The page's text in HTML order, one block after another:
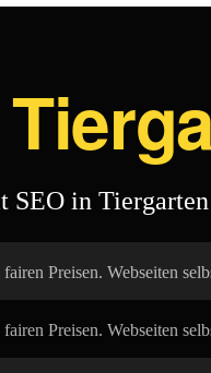
SEO in Tiergarten